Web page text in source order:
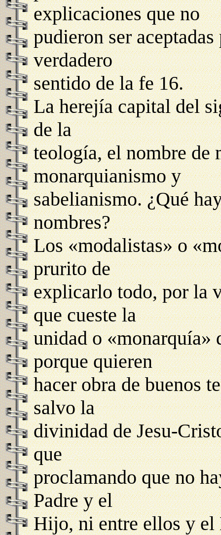
explicaciones que no
pudieron ser
verdadero
sentido de la fe 16.
La herejía capital del
de la
teología, el nombre de
monarquianismo y
sabelianismo. ¿Qué
nombres?
Los «modalistas» o
prurito de
explicarlo todo, por la
que cueste la
unidad o
porque quieren
hacer obra de buenos
salvo la
divinidad de Jesu-
que
proclamando que no
Padre y el
Hijo, ni entre ellos y el